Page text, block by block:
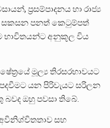
ප්‍රසම්පාදනය හා රාජ්‍ය
සකසන පනත් කෙටුම්පත්
භාවිතයන්ට අනුකූල විය
මූල්‍ය තිරසරභාවයට
යන පිරිවැයට සරිලන
බවද ඔහු පවසා තිබේ.
සහ